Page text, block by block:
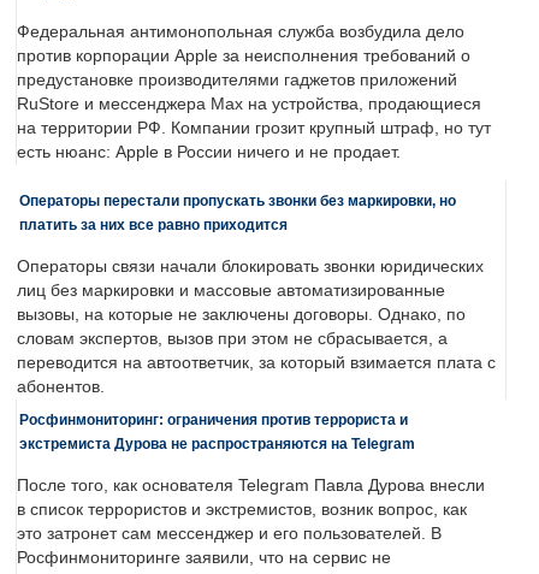
Федеральная антимонопольная служба возбудила дело
против корпорации Apple за неисполнения требований о
предустановке производителями гаджетов приложений
RuStore и мессенджера Max на устройства, продающиеся
на территории РФ. Компании грозит крупный штраф, но тут
есть нюанс: Apple в России ничего и не продает.
Операторы перестали пропускать звонки без маркировки, но
платить за них все равно приходится
Операторы связи начали блокировать звонки юридических
лиц без маркировки и массовые автоматизированные
вызовы, на которые не заключены договоры. Однако, по
словам экспертов, вызов при этом не сбрасывается, а
переводится на автоответчик, за который взимается плата с
абонентов.
Росфинмониторинг: ограничения против террориста и
экстремиста Дурова не распространяются на Telegram
После того, как основателя Telegram Павла Дурова внесли
в список террористов и экстремистов, возник вопрос, как
это затронет сам мессенджер и его пользователей. В
Росфинмониторинге заявили, что на сервис не